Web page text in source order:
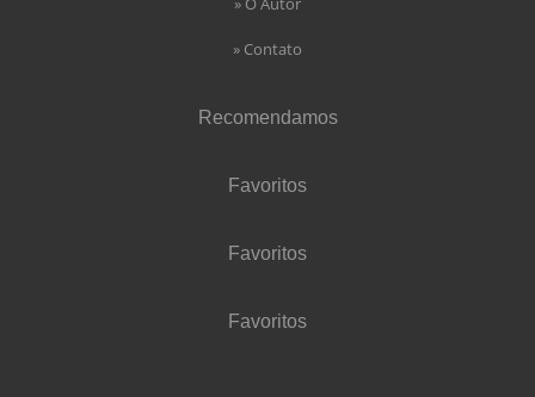
» Contato
Recomendamos
Favoritos
Favoritos
Favoritos